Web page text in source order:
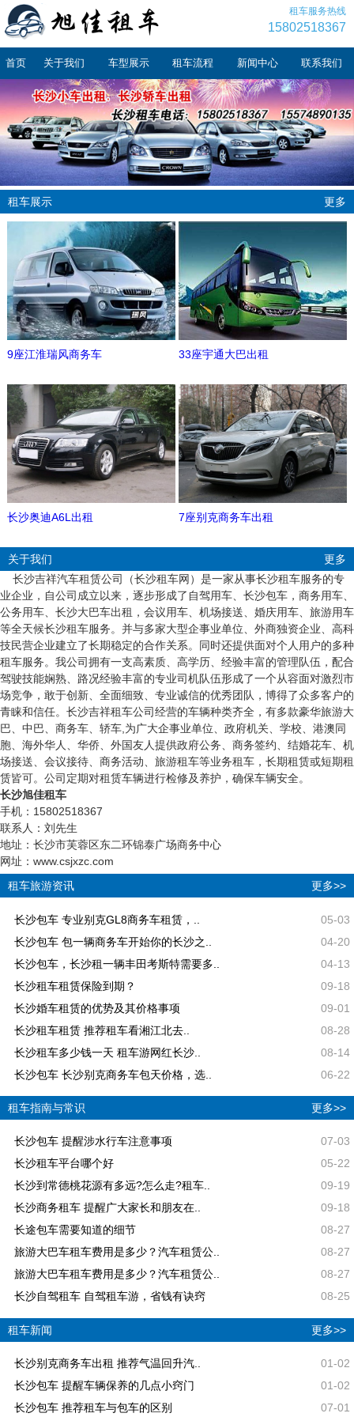
租车服务热线
15802518367
首页 关于我们 车型展示 租车流程 新闻中心 联系我们
租车展示 更多
9座江淮瑞风商务车 33座宇通大巴出租
长沙奥迪A6L出租 7座别克商务车出租
关于我们
更多
长沙吉祥汽车租赁公司（长沙租车网）是一家从事长沙租车服务的专
业企业，自公司成立以来，逐步形成了自驾用车、长沙包车，商务用车、
公务用车、长沙大巴车出租，会议用车、机场接送、婚庆用车、旅游用车
等全天候长沙租车服务。并与多家大型企事业单位、外商独资企业、高科
技民营企业建立了长期稳定的合作关系。同时还提供面对个人用户的多种
租车服务。我公司拥有一支高素质、高学历、经验丰富的管理队伍，配合
驾驶技能娴熟、路况经验丰富的专业司机队伍形成了一个从容面对激烈市
场竞争，敢于创新、全面细致、专业诚信的优秀团队，博得了众多客户的
青睐和信任。长沙吉祥租车公司经营的车辆种类齐全，有多款豪华旅游大
巴、中巴、商务车、轿车,为广大企事业单位、政府机关、学校、港澳同
胞、海外华人、华侨、外国友人提供政府公务、商务签约、结婚花车、机
场接送、会议接待、商务活动、旅游租车等业务租车，长期租赁或短期租
赁皆可。公司定期对租赁车辆进行检修及养护，确保车辆安全。
长沙旭佳租车
手机：15802518367
联系人：刘先生
地址：长沙市芙蓉区东二环锦泰广场商务中心
网址：www.csjxzc.com
租车旅游资讯
更多>>
长沙包车 专业别克GL8商务车租赁，..
05-03
长沙包车 包一辆商务车开始你的长沙之..
04-20
长沙包车，长沙租一辆丰田考斯特需要多..
04-13
长沙租车租赁保险到期？
09-18
长沙婚车租赁的优势及其价格事项
09-01
长沙租车租赁 推荐租车看湘江北去..
08-28
长沙租车多少钱一天 租车游网红长沙..
08-14
长沙包车 长沙别克商务车包天价格，选..
06-22
租车指南与常识 更多>>
长沙包车 提醒涉水行车注意事项
07-03
长沙租车平台哪个好
05-22
长沙到常德桃花源有多远?怎么走?租车..
09-19
长沙商务租车 提醒广大家长和朋友在..
09-18
长途包车需要知道的细节
08-27
旅游大巴车租车费用是多少？汽车租赁公..
08-27
旅游大巴车租车费用是多少？汽车租赁公..
08-27
长沙自驾租车 自驾租车游，省钱有诀窍
08-25
租车新闻 更多>>
长沙别克商务车出租 推荐气温回升汽..
01-02
长沙包车 提醒车辆保养的几点小窍门
01-02
长沙包车 推荐租车与包车的区别
07-01